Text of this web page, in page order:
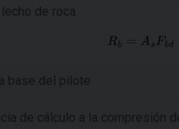
de roca.​
base del pilote
de cálculo a la compresión